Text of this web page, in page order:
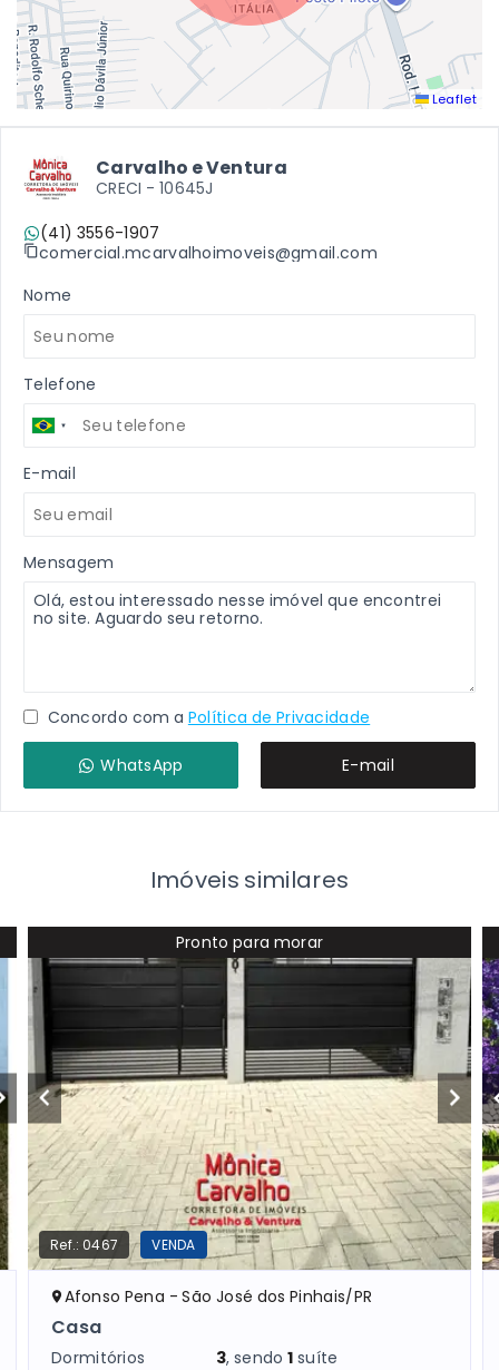
Leaflet
Carvalho e Ventura
CRECI - 10645J
(41) 3556-1907
comercial.mcarvalhoimoveis@gmail.com
Nome
Telefone
E-mail
Mensagem
Concordo com a Política de Privacidade
WhatsApp E-mail
Imóveis similares
Pronto para morar
Ref.:0467 VENDA
Afonso Pena - São José dos Pinhais/PR
Casa
Dormitórios 3, sendo1 suíte